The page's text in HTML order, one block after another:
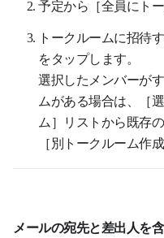
予定から［全員にト
トークルームに招待
をタップします。
選択したメンバーが
ムがある場合は、［
ム］リストから既存
［別トークルーム作
メールの宛先と差出人を